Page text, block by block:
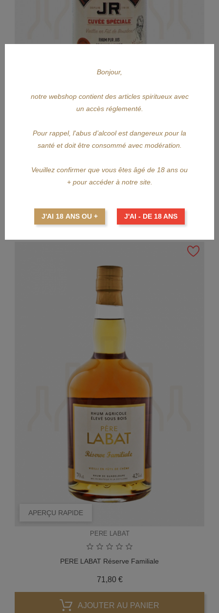
REIMONENQ
REIMONENQ 4Y Cuvée JR
Prix
AJOUTER AU PANIER
APERÇU RAPIDE
PERE LABAT
PERE LABAT Réserve Familiale
71,80 €Prix
AJOUTER AU PANIER
Bonjour,
notre webshop contient des articles spiritueux avec
un accès réglementé.
Pour rappel, l'abus d’alcool est dangereux pour la
santé et doit être consommé avec modération.
Veuillez confirmer que vous êtes âgé de 18 ans ou
+ pour accéder à notre site.
J'AI 18 ANS OU + J'AI - DE 18 ANS